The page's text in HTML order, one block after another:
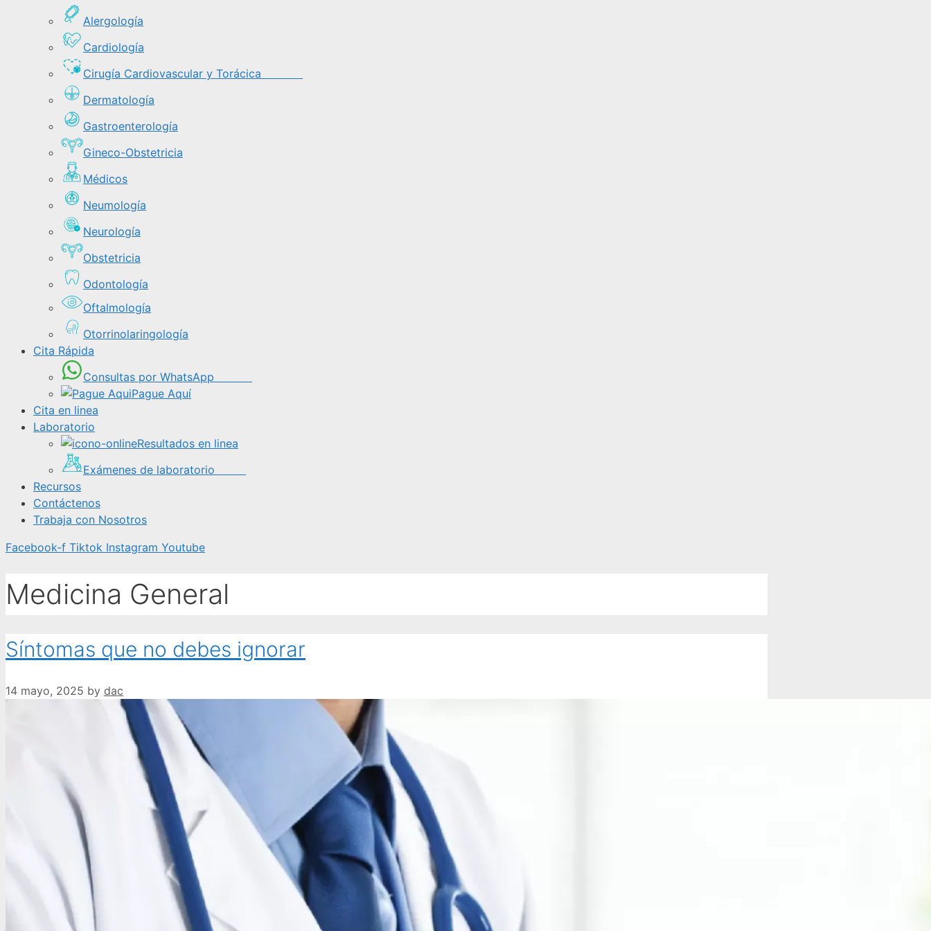
Alergología
Cardiología
Cirugía Cardiovascular y Torácica
Dermatología
Gastroenterología
Gineco-Obstetricia
Médicos
Neumología
Neurología
Obstetricia
Odontología
Oftalmología
Otorrinolaringología
Cita Rápida
Consultas por WhatsApp
Pague Aquí
Cita en linea
Laboratorio
Resultados en linea
Exámenes de laboratorio
Recursos
Contáctenos
Trabaja con Nosotros
Facebook-f Tiktok Instagram Youtube
Medicina General
Síntomas que no debes ignorar
14 mayo, 2025 by dac